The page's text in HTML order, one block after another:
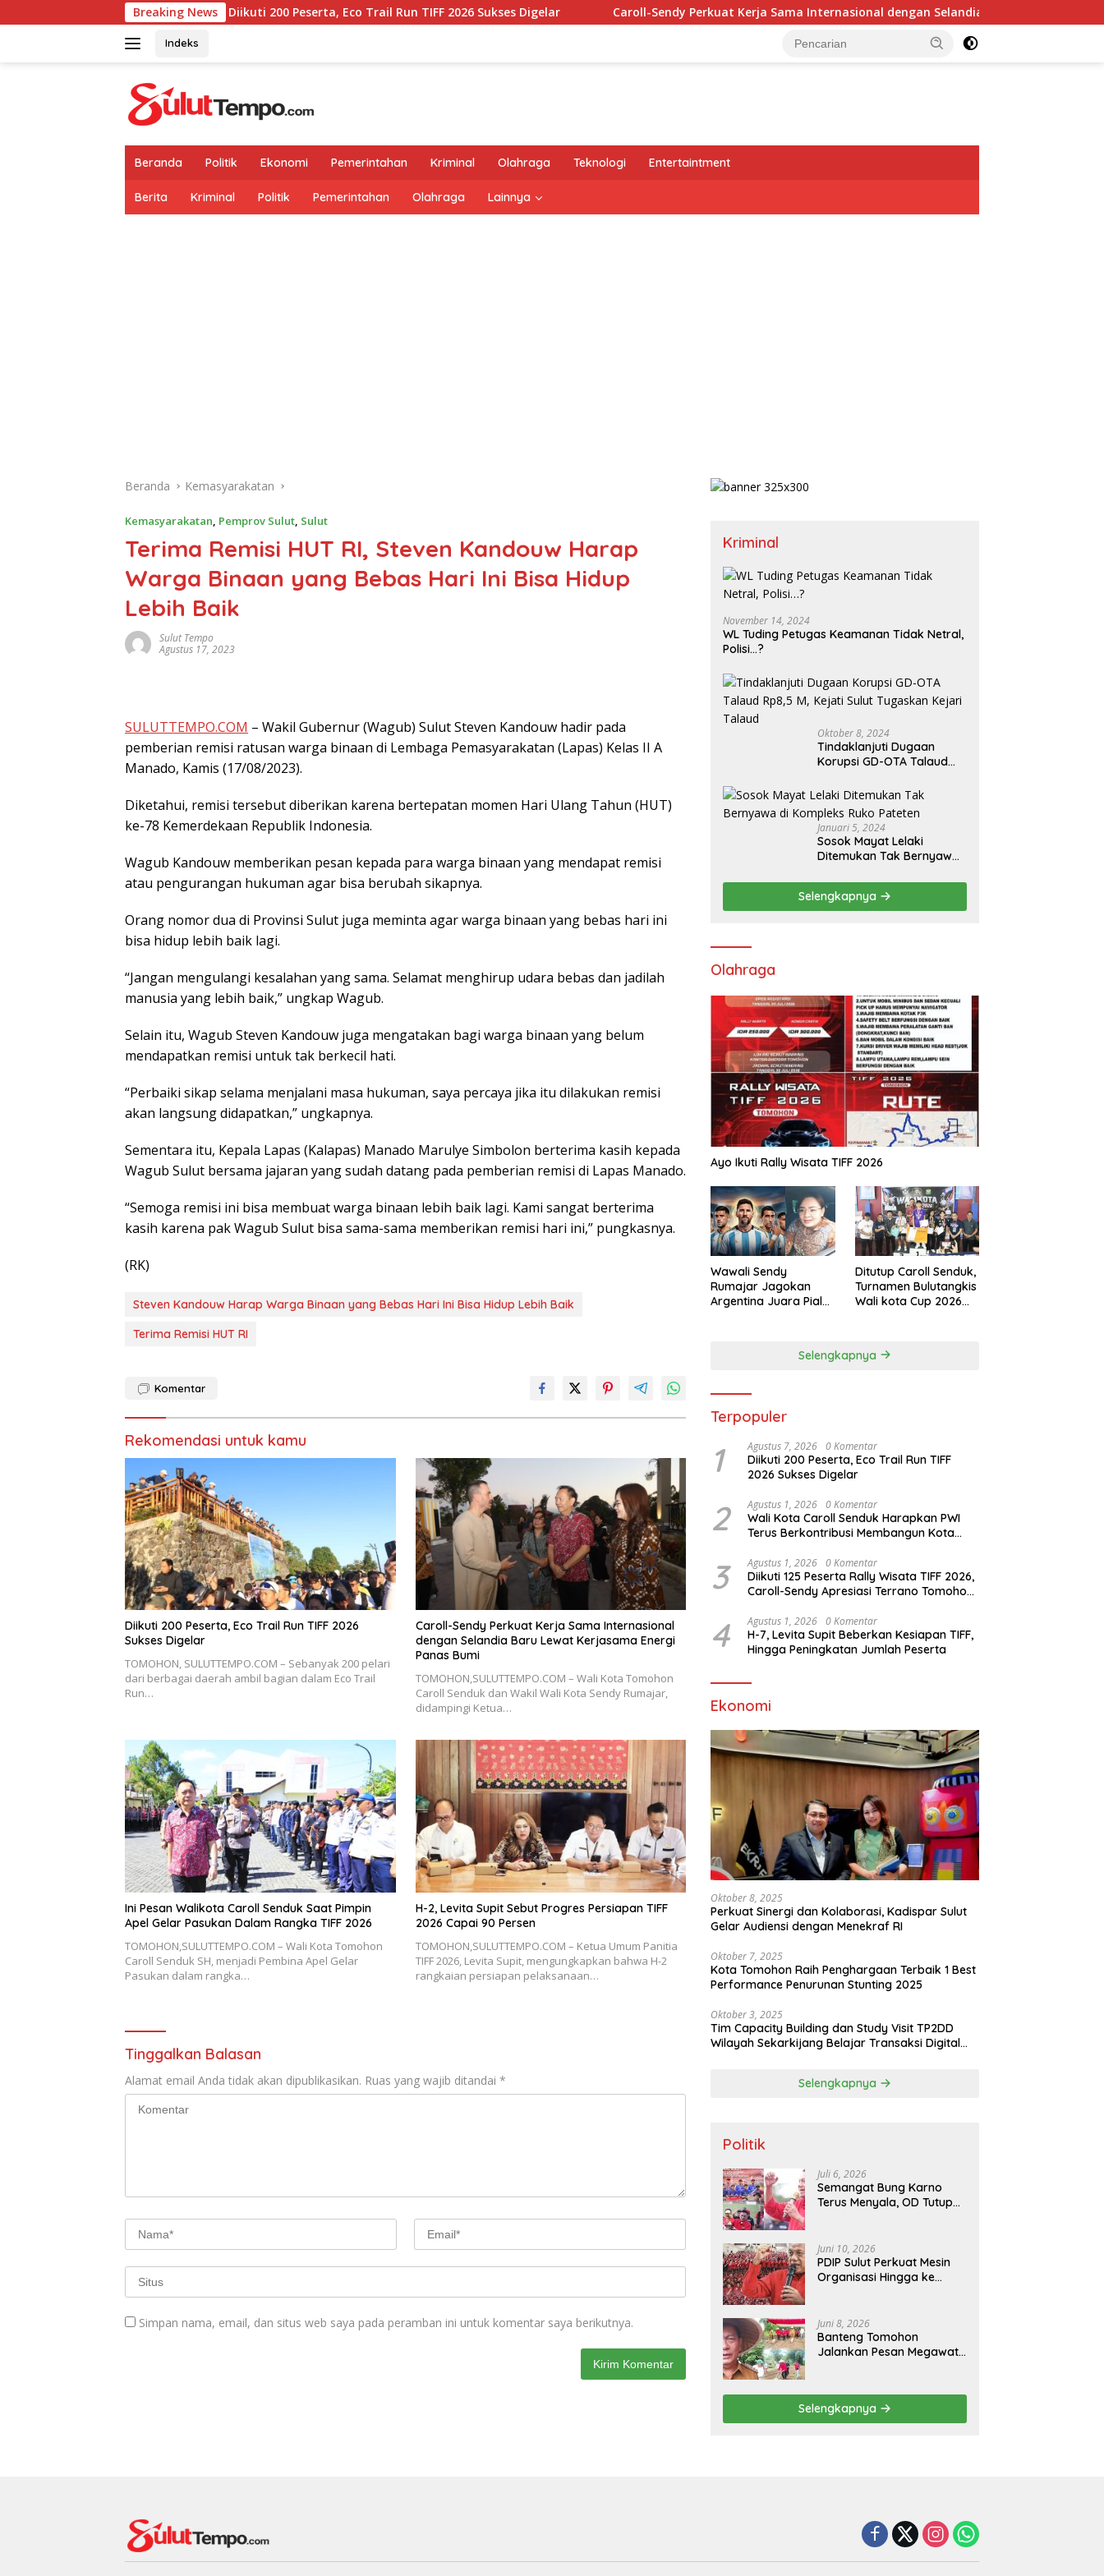
ke
Breaking News
Diikuti 200 Peserta, Eco Trail Run TIFF 2026 Sukses Digelar Caroll-Sendy Perkuat Kerja Sama Internasional dengan Selandia Baru Lewat Kerjasama Energi
Indeks
Beranda Politik Ekonomi Pemerintahan Kriminal Olahraga Teknologi Entertaintment
Berita Kriminal Politik Pemerintahan Olahraga Lainnya
Beranda Kemasyarakatan
Kemasyarakatan, Pemprov Sulut, Sulut
Terima Remisi HUT RI, Steven Kandouw Harap
Warga Binaan yang Bebas Hari Ini Bisa Hidup
Lebih Baik
Sulut Tempo
Agustus 17, 2023
SULUTTEMPO.COM – Wakil Gubernur (Wagub) Sulut Steven Kandouw hadir pada
pemberian remisi ratusan warga binaan di Lembaga Pemasyarakatan (Lapas) Kelas II A
Manado, Kamis (17/08/2023).
Diketahui, remisi tersebut diberikan karena bertepatan momen Hari Ulang Tahun (HUT)
ke-78 Kemerdekaan Republik Indonesia.
Wagub Kandouw memberikan pesan kepada para warga binaan yang mendapat remisi
atau pengurangan hukuman agar bisa berubah sikapnya.
Orang nomor dua di Provinsi Sulut juga meminta agar warga binaan yang bebas hari ini
bisa hidup lebih baik lagi.
“Jangan mengulangi kesalahan yang sama. Selamat menghirup udara bebas dan jadilah
manusia yang lebih baik,” ungkap Wagub.
Selain itu, Wagub Steven Kandouw juga mengatakan bagi warga binaan yang belum
mendapatkan remisi untuk tak berkecil hati.
“Perbaiki sikap selama menjalani masa hukuman, saya percaya jika itu dilakukan remisi
akan langsung didapatkan,” ungkapnya.
Sementara itu, Kepala Lapas (Kalapas) Manado Marulye Simbolon berterima kasih kepada
Wagub Sulut bersama jajaran yang sudah datang pada pemberian remisi di Lapas Manado.
“Semoga remisi ini bisa membuat warga binaan lebih baik lagi. Kami sangat berterima
kasih karena pak Wagub Sulut bisa sama-sama memberikan remisi hari ini,” pungkasnya.
(RK)
Steven Kandouw Harap Warga Binaan yang Bebas Hari Ini Bisa Hidup Lebih Baik
Terima Remisi HUT RI
Komentar
Rekomendasi untuk kamu
Diikuti 200 Peserta, Eco Trail Run TIFF 2026
Sukses Digelar
TOMOHON, SULUTTEMPO.COM – Sebanyak 200 pelari
dari berbagai daerah ambil bagian dalam Eco Trail
Run…
Caroll-Sendy Perkuat Kerja Sama Internasional
dengan Selandia Baru Lewat Kerjasama Energi
Panas Bumi
TOMOHON,SULUTTEMPO.COM – Wali Kota Tomohon
Caroll Senduk dan Wakil Wali Kota Sendy Rumajar,
didampingi Ketua…
Ini Pesan Walikota Caroll Senduk Saat Pimpin
Apel Gelar Pasukan Dalam Rangka TIFF 2026
TOMOHON,SULUTTEMPO.COM – Wali Kota Tomohon
Caroll Senduk SH, menjadi Pembina Apel Gelar
Pasukan dalam rangka…
H-2, Levita Supit Sebut Progres Persiapan TIFF
2026 Capai 90 Persen
TOMOHON,SULUTTEMPO.COM – Ketua Umum Panitia
TIFF 2026, Levita Supit, mengungkapkan bahwa H-2
rangkaian persiapan pelaksanaan…
Tinggalkan Balasan
Alamat email Anda tidak akan dipublikasikan. Ruas yang wajib ditandai *
Simpan nama, email, dan situs web saya pada peramban ini untuk komentar saya berikutnya.
Kriminal
November 14, 2024
WL Tuding Petugas Keamanan Tidak Netral,
Polisi…?
Oktober 8, 2024
Tindaklanjuti Dugaan
Korupsi GD-OTA Talaud
Tugaskan Kejari Talaud
Januari 5, 2024
Sosok Mayat Lelaki
Ditemukan Tak Bernyawa
Selengkapnya
Olahraga
Ayo Ikuti Rally Wisata TIFF 2026
Wawali Sendy
Rumajar Jagokan
Argentina Juara Piala
Ditutup Caroll Senduk,
Turnamen Bulutangkis
Wali kota Cup 2026
Selengkapnya
Terpopuler
1 Agustus 7, 2026 0 Komentar
Diikuti 200 Peserta, Eco Trail Run TIFF
2026 Sukses Digelar
2 Agustus 1, 2026 0 Komentar
Wali Kota Caroll Senduk Harapkan PWI
Terus Berkontribusi Membangun Kota
3 Agustus 1, 2026 0 Komentar
Diikuti 125 Peserta Rally Wisata TIFF 2026,
Caroll-Sendy Apresiasi Terrano Tomohon
4 Agustus 1, 2026 0 Komentar
H-7, Levita Supit Beberkan Kesiapan TIFF,
Hingga Peningkatan Jumlah Peserta
Ekonomi
Oktober 8, 2025
Perkuat Sinergi dan Kolaborasi, Kadispar Sulut
Gelar Audiensi dengan Menekraf RI
Oktober 7, 2025
Kota Tomohon Raih Penghargaan Terbaik 1 Best
Performance Penurunan Stunting 2025
Oktober 3, 2025
Tim Capacity Building dan Study Visit TP2DD
Wilayah Sekarkijang Belajar Transaksi Digital
Selengkapnya
Politik
Juli 6, 2026
Semangat Bung Karno
Terus Menyala, OD Tutup
Juni 10, 2026
PDIP Sulut Perkuat Mesin
Organisasi Hingga ke
Juni 8, 2026
Banteng Tomohon
Jalankan Pesan Megawati
Pangan
Selengkapnya